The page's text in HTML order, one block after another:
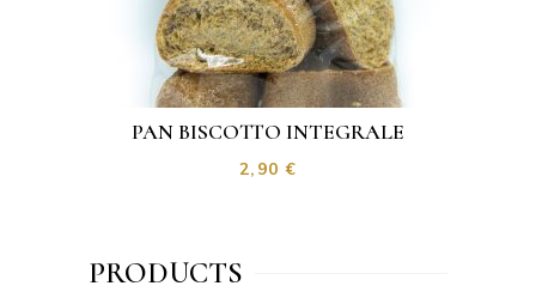
PAN BISCOTTO INTEGRALE
2,90€
PRODUCTS